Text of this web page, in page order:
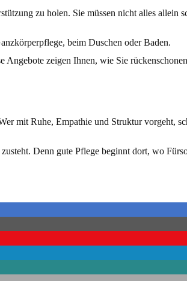
zu holen. Sie müssen nicht alles allein
beim Duschen oder Baden.
Angebote zeigen Ihnen, wie Sie
mit Ruhe, Empathie und Struktur vorgeht,
Denn gute Pflege beginnt dort, wo